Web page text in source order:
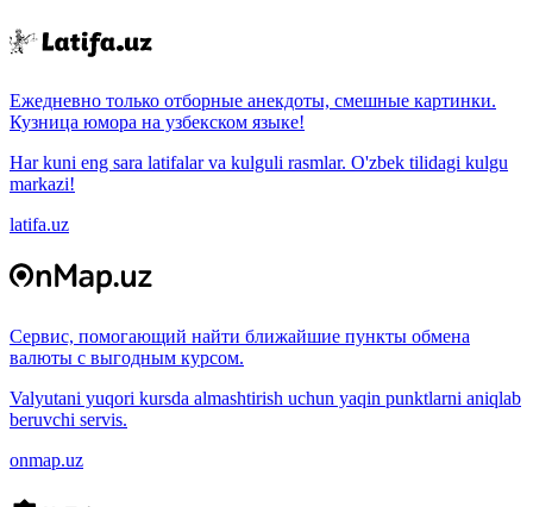
Ежедневно только отборные анекдоты, смешные картинки.
Кузница юмора на узбекском языке!
Har kuni eng sara latifalar va kulguli rasmlar. O'zbek tilidagi kulgu
markazi!
latifa.uz
Сервис, помогающий найти ближайшие пункты обмена
валюты с выгодным курсом.
Valyutani yuqori kursda almashtirish uchun yaqin punktlarni aniqlab
beruvchi servis.
onmap.uz